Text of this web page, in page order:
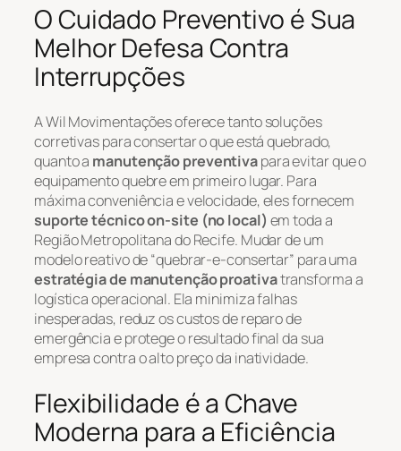
O Cuidado Preventivo é Sua
Melhor Defesa Contra
Interrupções
A Wil Movimentações oferece tanto soluções
corretivas para consertar o que está quebrado,
quanto a manutenção preventivapara evitar que o
equipamento quebre em primeiro lugar. Para
máxima conveniência e velocidade, eles fornecem
suporte técnicoon-site (no local) em toda a
Região Metropolitana do Recife. Mudar de um
modelo reativo de “quebrar-e-consertar” para uma
estratégia de manutenção proativatransforma a
logística operacional. Ela minimiza falhas
inesperadas, reduz os custos de reparo de
emergência e protege o resultado final da sua
empresa contra o alto preço da inatividade.
Flexibilidade é a Chave
Moderna para a Eficiência